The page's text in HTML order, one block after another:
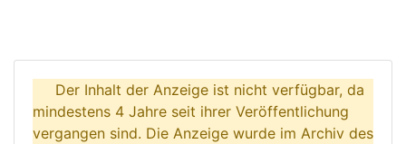
Der Inhalt der Anzeige ist nicht verfügbar, da
mindestens 4 Jahre seit ihrer Veröffentlichung
vergangen sind. Die Anzeige wurde im Archiv des